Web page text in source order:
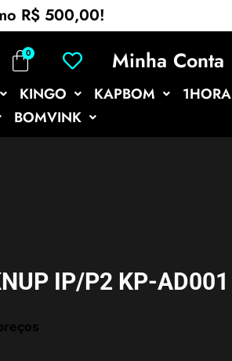
R$ 500,00!
Minha Conta
KINGO KAPBOM
1HORA
BOMVINK
IP/P2 KP-AD001